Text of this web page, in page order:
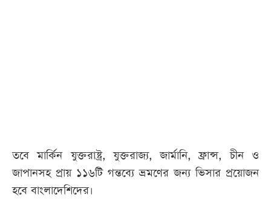
তবে মার্কিন যুক্তরাষ্ট্র, যুক্তরাজ্য, জার্মানি, ফ্রান্স, চীন ও
জাপানসহ প্রায় ১১৬টি গন্তব্যে ভ্রমণের জন্য ভিসার প্রয়োজন
হবে বাংলাদেশিদের।